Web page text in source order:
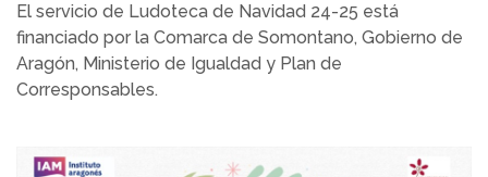
El servicio de Ludoteca de Navidad 24-25 está
financiado por la Comarca de Somontano, Gobierno de
Aragón, Ministerio de Igualdad y Plan de
Corresponsables.